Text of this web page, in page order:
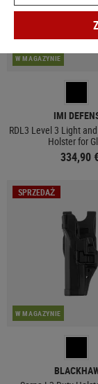
W MAGAZYNIE
IMI
RDL3 Level 3 Light
Holster for
334,90
SPRZEDAŻ
W MAGAZYNIE